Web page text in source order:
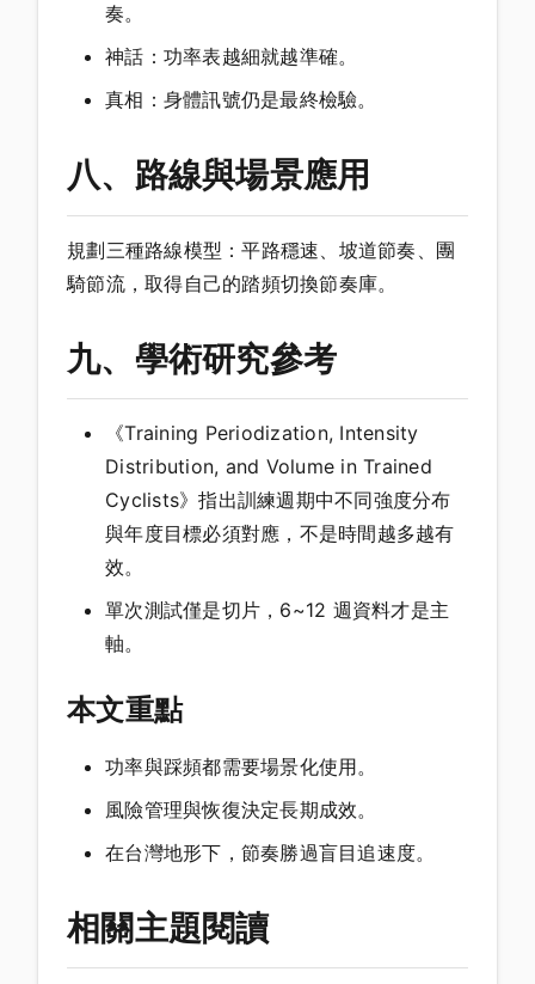
奏。
神話：功率表越細就越準確。
真相：身體訊號仍是最終檢驗。
八、路線與場景應用
規劃三種路線模型：平路穩速、坡道節奏、團
騎節流，取得自己的踏頻切換節奏庫。
九、學術研究參考
《Training Periodization, Intensity
Distribution, and Volume in Trained
Cyclists》指出訓練週期中不同強度分布
與年度目標必須對應，不是時間越多越有
效。
單次測試僅是切片，6~12 週資料才是主
軸。
本文重點
功率與踩頻都需要場景化使用。
風險管理與恢復決定長期成效。
在台灣地形下，節奏勝過盲目追速度。
相關主題閱讀